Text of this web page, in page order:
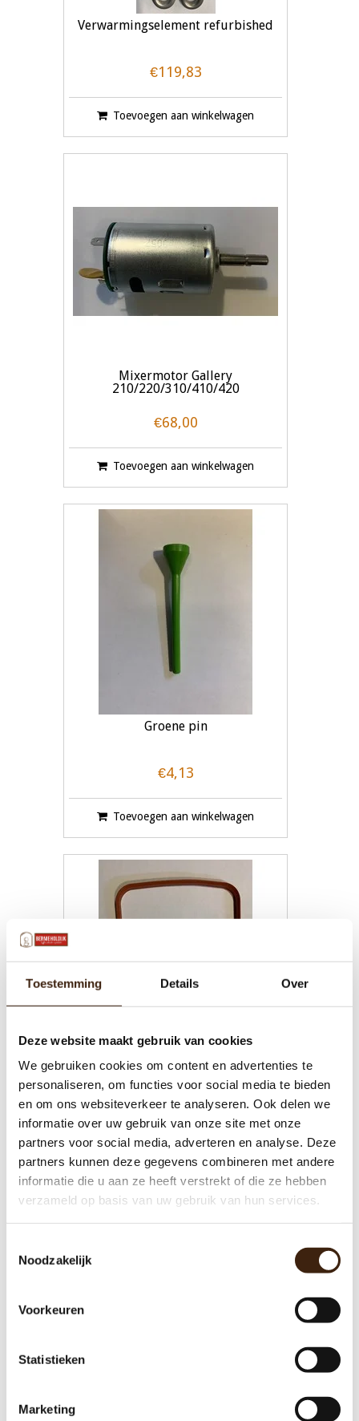
Toestemming Details Over
Deze website maakt gebruik van cookies
We gebruiken cookies om content en advertenties te
personaliseren, om functies voor social media te bieden
en om ons websiteverkeer te analyseren. Ook delen we
informatie over uw gebruik van onze site met onze
partners voor social media, adverteren en analyse. Deze
partners kunnen deze gegevens combineren met andere
informatie die u aan ze heeft verstrekt of die ze hebben
verzameld op basis van uw gebruik van hun services.
Noodzakelijk
Voorkeuren
Statistieken
Marketing
Verwarmingselement refurbished
€119,83
Toevoegen aan winkelwagen
Mixermotor Gallery
210/220/310/410/420
€68,00
Toevoegen aan winkelwagen
Groene pin
€4,13
Toevoegen aan winkelwagen
Boiler pakking nieuw
€33,99
Toevoegen aan winkelwagen